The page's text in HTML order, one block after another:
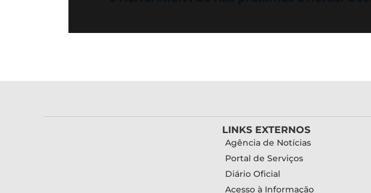
LINKS EXTERNOS
Agência de Notícias
Portal de Serviços
Diário Oficial
Acesso à Informação